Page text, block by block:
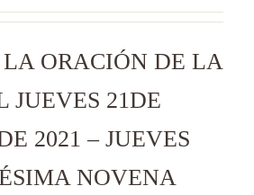
LA ORACIÓN DE LA
JUEVES 21DE
2021 – JUEVES
NOVENA